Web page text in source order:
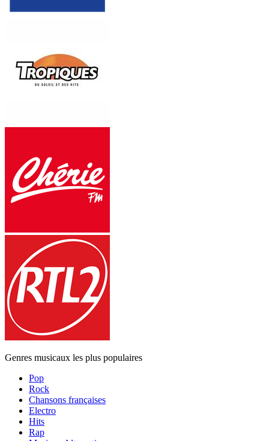
Genres musicaux les plus populaires
Pop
Rock
Chansons françaises
Electro
Hits
Rap